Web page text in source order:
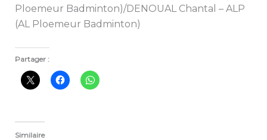
Ploemeur Badminton)/DENOUAL Chantal – ALP
(AL Ploemeur Badminton)
Partager :
Similaire